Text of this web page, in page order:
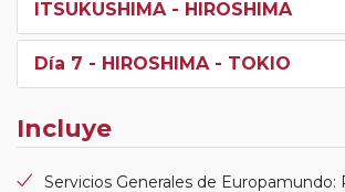
ITSUKUSHIMA - HIROSHIMA
Día 7 - HIROSHIMA - TOKIO
Incluye
Servicios Generales de Europamundo: